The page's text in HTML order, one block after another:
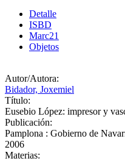
Detalle
ISBD
Marc21
Objetos
Autor/Autora:
Bidador, Joxemiel
Título:
Eusebio López: impresor y
Publicación:
Pamplona : Gobierno de
2006
Materias: